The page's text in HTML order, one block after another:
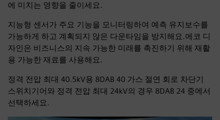
에 미치는 영향을 줄이세요.
지능형 센서가 주요 기능을 모니터링하여 예측 유지보수를
가능하게 하고 계획되지 않은 다운타임을 방지해요.에코 디
자인은 비즈니스의 지속 가능한 미래를 촉진하기 위해 재활
용 가능한 재료를 사용해요.
정격 전압 최대 40.5kV용 8DAB 40 가스 절연 회로 차단기
스위치기어와 정격 전압 최대 24kV의 경우 8DAB 24 중에서
선택하세요.